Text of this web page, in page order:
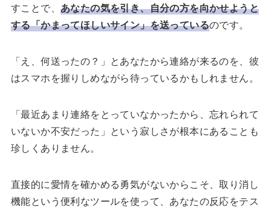
すことで、 あなたの気を引き、自分の方を向かせようと
する「かまってほしいサイン」を送っているのです。
「え、何送ったの？」とあなたから連絡が来るのを、彼
はスマホを握りしめながら待っているかもしれません。
「最近あまり連絡をとっていなかったから、忘れられて
いないか不安だった」という寂しさが根本にあることも
珍しくありません。
直接的に愛情を確かめる勇気がないからこそ、取り消し
機能という便利なツールを使って、あなたの反応をテス